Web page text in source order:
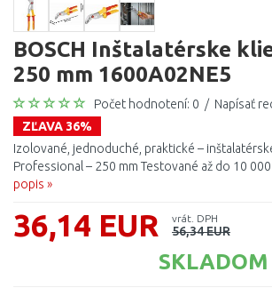
BOSCH Inštalatérske
250 mm 1600A02NE5
Počet hodnotení: 0 / Napísať
ZĽAVA 36%
Izolované, jednoduché, praktické –
Professional – 250 mm Testované až do 10 000
popis »
36,14 EUR vrát. DPH
56,34 EUR